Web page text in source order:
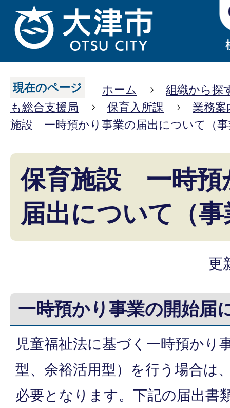
現在のページ ホーム
組織から探
も総合支援局
保育入所課
業務案
施設 一時預かり事業の届出について（事
保育施設 一時預
届出について（
更
一時預かり事業の開始届
児童福祉法に基づく一時預かり
型、余裕活用型）を行う場合は
必要となります。下記の届出書